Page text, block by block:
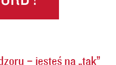
– jesteś na „tak”